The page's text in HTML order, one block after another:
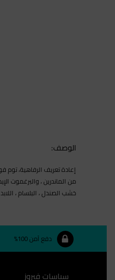
الوصف:
من الماندرين ، والبرغموت
خشب الصندل ، البلسام ،
دفع آمن 100%
سياسات فيروز